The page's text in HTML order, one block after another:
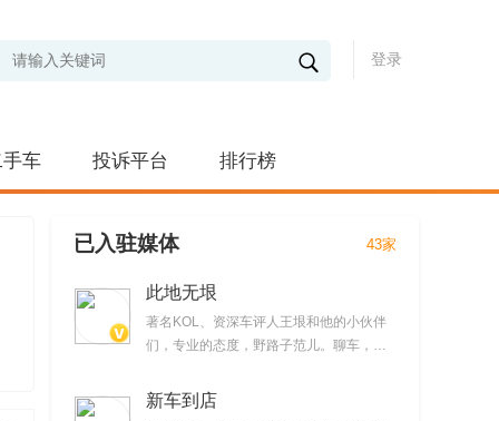
登录
车 投诉平台 排行榜
已入驻媒体 43家
此地无垠
著名KOL、资深车评人王垠和他的小伙伴
们，专业的态度，野路子范儿。聊车，但
视频
新车到店